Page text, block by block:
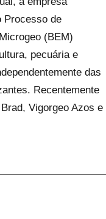
Processo de
(BEM)
pecuária e
das
Recentemente
Vigorgeo Azos e